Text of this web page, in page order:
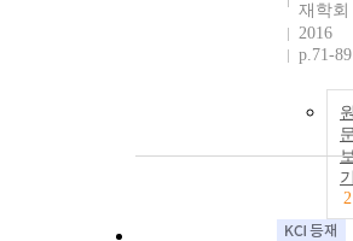
재학회
2016
p.71-89
2